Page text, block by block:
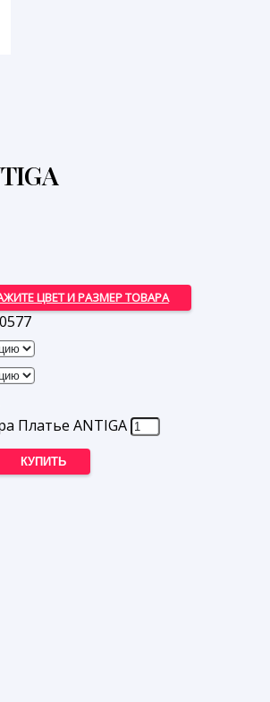
ЦВЕТ И РАЗМЕР ТОВАРА
Платье ANTIGA
КУПИТЬ